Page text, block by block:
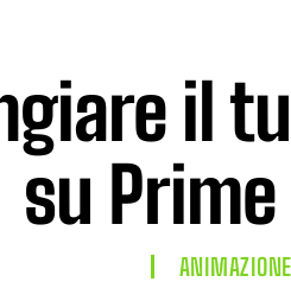
il
su
ANIMAZIONE